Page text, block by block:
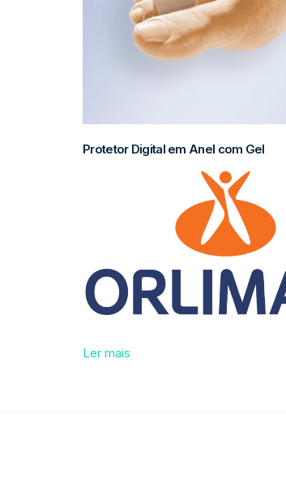
Protetor Digital em Anel com Gel
Ler mais